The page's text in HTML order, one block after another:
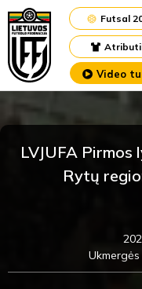
Futsal
Video
LVJUFA
Rytų